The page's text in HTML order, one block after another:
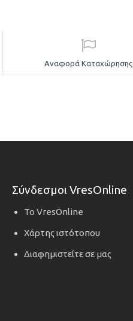
Αναφορά Καταχώρησης
Σύνδεσμοι VresOnline
Το VresOnline
Χάρτης ιστότοπου
Διαφημιστείτε σε μας